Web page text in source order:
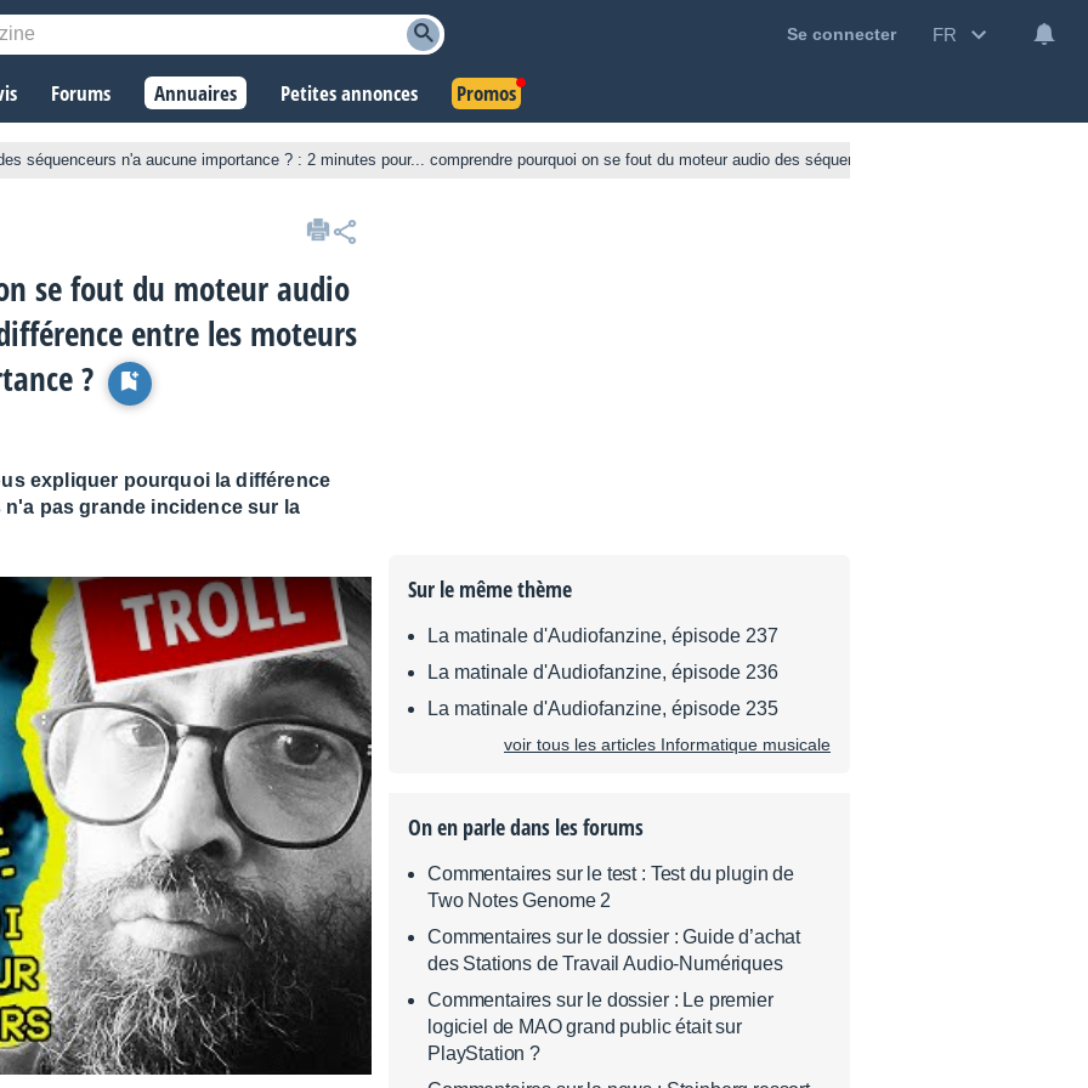
Se connecter FR
Forums Annuaires Petites annonces Promos
séquenceurs n'a aucune importance ? : 2 minutes pour... comprendre pourquoi on se fout du moteur audio des séquenceurs
se fout du moteur audio
entre les moteurs
?
expliquer pourquoi la différence
pas grande incidence sur la
Sur le même thème
La matinale d'Audiofanzine, épisode 237
La matinale d'Audiofanzine, épisode 236
La matinale d'Audiofanzine, épisode 235
voir tous les articles Informatique musicale
On en parle dans les forums
Commentaires sur le test : Test du plugin de
Two Notes Genome 2
Commentaires sur le dossier : Guide d’achat
des Stations de Travail Audio-Numériques
Commentaires sur le dossier : Le premier
logiciel de MAO grand public était sur
PlayStation ?